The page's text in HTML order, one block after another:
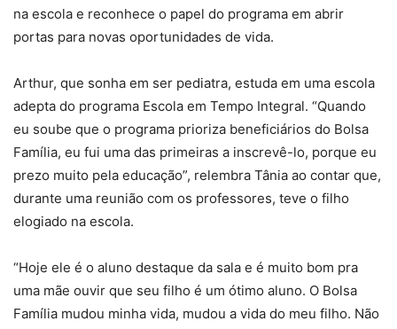
na escola e reconhece o papel do programa em abrir
portas para novas oportunidades de vida.
Arthur, que sonha em ser pediatra, estuda em uma escola
adepta do programa Escola em Tempo Integral. “Quando
eu soube que o programa prioriza beneficiários do Bolsa
Família, eu fui uma das primeiras a inscrevê-lo, porque eu
prezo muito pela educação”, relembra Tânia ao contar que,
durante uma reunião com os professores, teve o filho
elogiado na escola.
“Hoje ele é o aluno destaque da sala e é muito bom pra
uma mãe ouvir que seu filho é um ótimo aluno. O Bolsa
Família mudou minha vida, mudou a vida do meu filho. Não